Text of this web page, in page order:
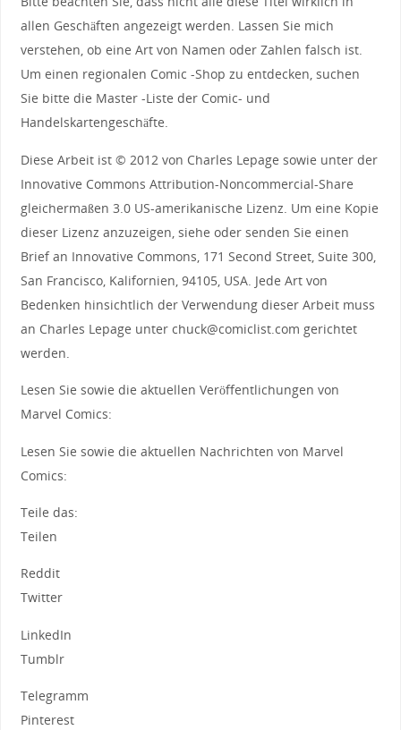
allen Geschäften angezeigt werden. Lassen Sie mich
verstehen, ob eine Art von Namen oder Zahlen falsch ist.
Um einen regionalen Comic -Shop zu entdecken, suchen
Sie bitte die Master -Liste der Comic- und
Handelskartengeschäfte.
Diese Arbeit ist © 2012 von Charles Lepage sowie unter der
Innovative Commons Attribution-Noncommercial-Share
gleichermaßen 3.0 US-amerikanische Lizenz. Um eine Kopie
dieser Lizenz anzuzeigen, siehe oder senden Sie einen
Brief an Innovative Commons, 171 Second Street, Suite 300,
San Francisco, Kalifornien, 94105, USA. Jede Art von
Bedenken hinsichtlich der Verwendung dieser Arbeit muss
an Charles Lepage unter chuck@comiclist.com gerichtet
werden.
Lesen Sie sowie die aktuellen Veröffentlichungen von
Marvel Comics:
Lesen Sie sowie die aktuellen Nachrichten von Marvel
Comics:
Teile das:
Teilen
Reddit
Twitter
LinkedIn
Tumblr
Telegramm
Pinterest